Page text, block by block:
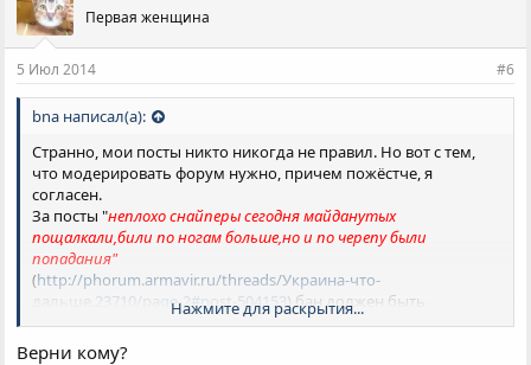
Первая женщина
5 Июл 2014 #6
bna написал(а):
Странно, мои посты никто никогда не правил. Но вот с тем,
что модерировать форум нужно, причем пожёстче, я
согласен.
За посты "неплохо снайперы сегодня майданутых
пощалкали,били по ногам больше,но и по черепу были
попадания"
(http://phorum.armavir.ru/threads/Украина-что-
дальше.23710/page-2#post-504153) бан должен быть
мгновенный и навсегда. А так некоторые модераторы и
администраторы в чате виртом занимаются, да разборки
Нажмите для раскрытия...
Верни кому?